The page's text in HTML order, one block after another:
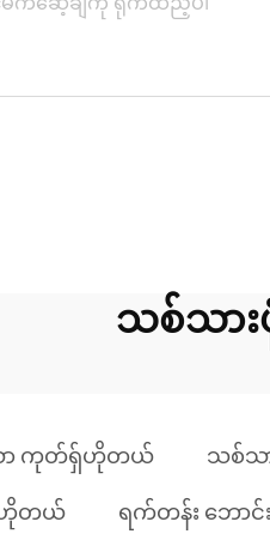
သစ်သား
ော ကုတ်ရှ်ဟိုတယ် သစ်သ
ဟိုတယ် ရက်တန်း ဘောင်